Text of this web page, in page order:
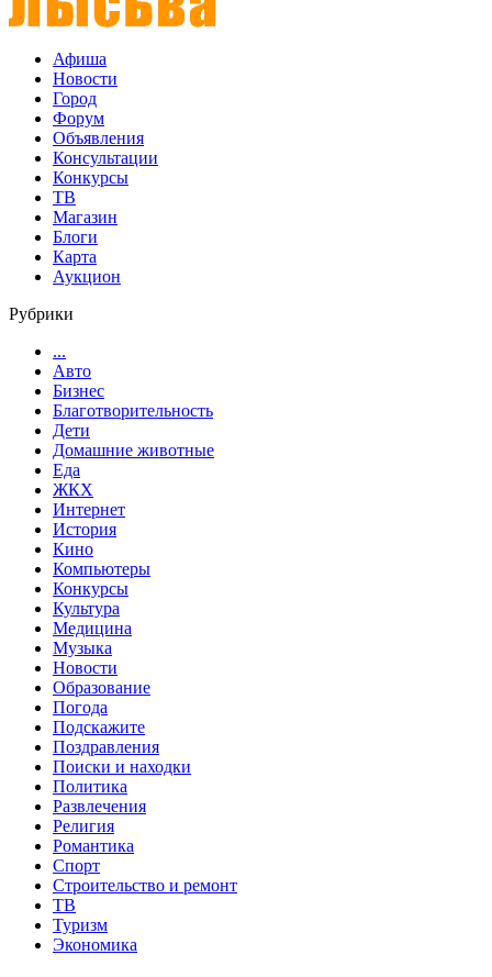
Афиша
Новости
Город
Форум
Объявления
Консультации
Конкурсы
ТВ
Магазин
Блоги
Карта
Аукцион
Рубрики
...
Авто
Бизнес
Благотворительность
Дети
Домашние животные
Еда
ЖКХ
Интернет
История
Кино
Компьютеры
Конкурсы
Культура
Медицина
Музыка
Новости
Образование
Погода
Подскажите
Поздравления
Поиски и находки
Политика
Развлечения
Религия
Романтика
Спорт
Строительство и ремонт
ТВ
Туризм
Экономика